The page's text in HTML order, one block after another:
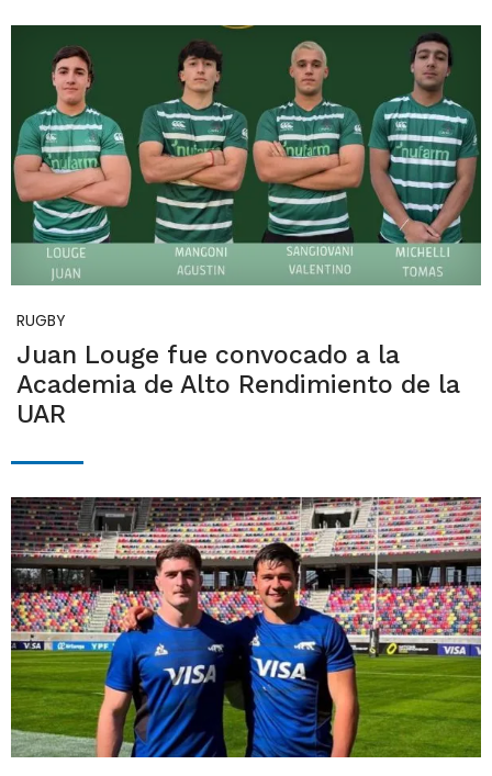
RUGBY
Juan Louge fue convocado a la
Academia de Alto Rendimiento de la
UAR